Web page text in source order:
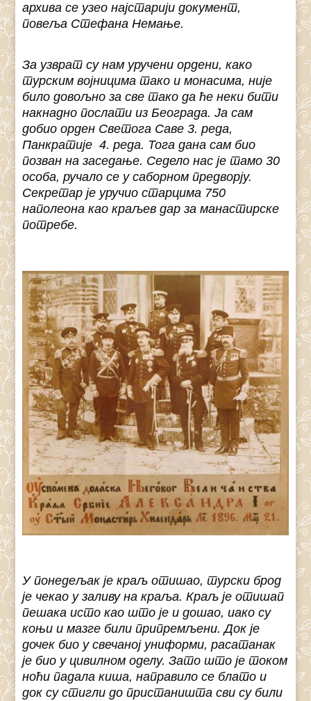
архива се узео најстарији документ,
повеља Стефана Немање.
За узврат су нам уручени ордени, како
турским војницима тако и монасима, није
било довољно за све тако да ће неки бити
накнадно послати из Београда. Ја сам
добио орден Светога Саве 3. реда,
Панкратије 4. реда. Тога дана сам био
позван на заседање. Седело нас је тамо 30
особа, ручало се у саборном предворју.
Секретар је уручио старцима 750
наполеона као краљев дар за манастирске
потребе.
У понедељак је краљ отишао, турски брод
је чекао у заливу на краља. Краљ је отишап
пешака исто као што је и дошао, иако су
коњи и мазге били припремљени. Док је
дочек био у свечаној униформи, расатанак
је био у цивилном оделу. Зато што је током
ноћи падала киша, направило се блато и
док су стигли до пристаништа сви су били